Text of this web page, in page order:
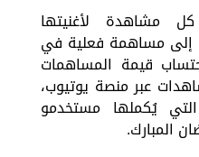
مشاهدة لأغنيتها
إلى مساهمة فعلية في
قيمة المساهمات
عبر منصة يوتيوب،
يُكملها مستخدمو
المبارك.